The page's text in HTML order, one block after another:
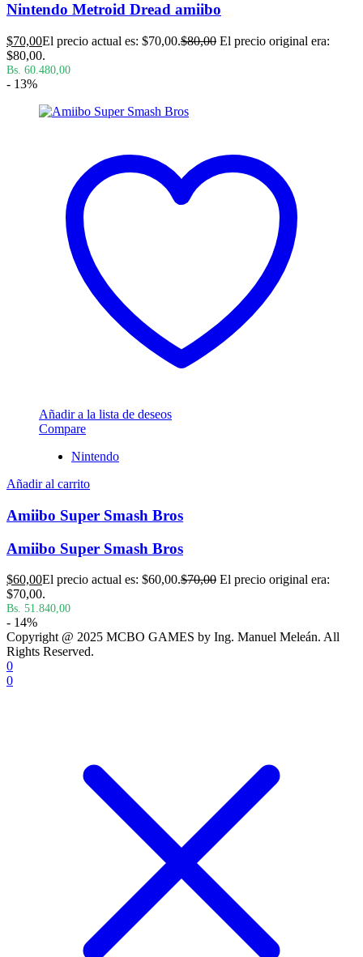
Nintendo Metroid Dread amiibo
$70,00El precio actual es: $70,00.$80,00 El precio original era:
$80,00.
Bs. 60.480,00
- 13%
Añadir a la lista de deseos
Compare
Nintendo
Añadir al carrito
Amiibo Super Smash Bros
Amiibo Super Smash Bros
$60,00El precio actual es: $60,00.$70,00 El precio original era:
$70,00.
Bs. 51.840,00
- 14%
Copyright @ 2025 MCBO GAMES by Ing. Manuel Meleán. All
Rights Reserved.
0
0